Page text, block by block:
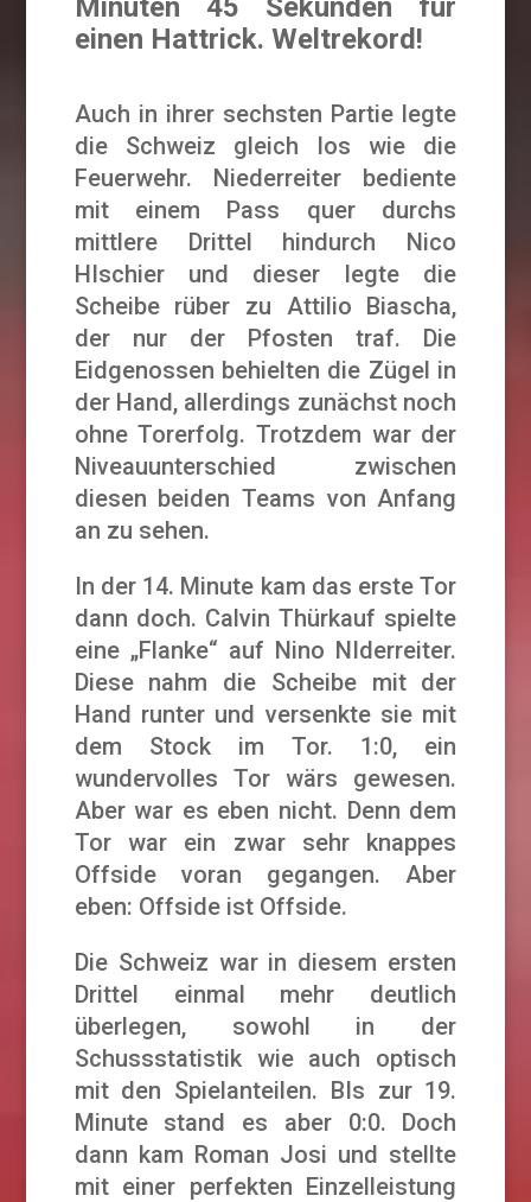
Minuten 45 Sekunden für
einen Hattrick. Weltrekord!
Auch in ihrer sechsten Partie legte
die Schweiz gleich los wie die
Feuerwehr. Niederreiter bediente
mit einem Pass quer durchs
mittlere Drittel hindurch Nico
HIschier und dieser legte die
Scheibe rüber zu Attilio Biascha,
der nur der Pfosten traf. Die
Eidgenossen behielten die Zügel in
der Hand, allerdings zunächst noch
ohne Torerfolg. Trotzdem war der
Niveauunterschied zwischen
diesen beiden Teams von Anfang
an zu sehen.
In der 14. Minute kam das erste Tor
dann doch. Calvin Thürkauf spielte
eine „Flanke“ auf Nino NIderreiter.
Diese nahm die Scheibe mit der
Hand runter und versenkte sie mit
dem Stock im Tor. 1:0, ein
wundervolles Tor wärs gewesen.
Aber war es eben nicht. Denn dem
Tor war ein zwar sehr knappes
Offside voran gegangen. Aber
eben: Offside ist Offside.
Die Schweiz war in diesem ersten
Drittel einmal mehr deutlich
überlegen, sowohl in der
Schussstatistik wie auch optisch
mit den Spielanteilen. BIs zur 19.
Minute stand es aber 0:0. Doch
dann kam Roman Josi und stellte
mit einer perfekten Einzelleistung